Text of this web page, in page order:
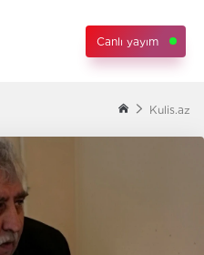
Canlı yayım
Kulis.az